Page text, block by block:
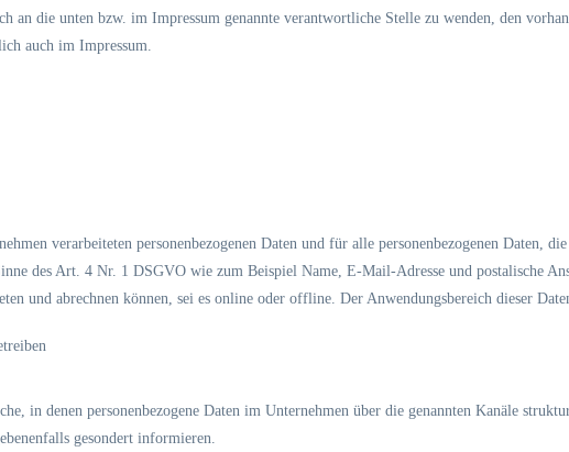
an die unten bzw. im Impressum genannte verantwortliche Stelle zu wenden, den
auch im Impressum.
verarbeiteten personenbezogenen Daten und für alle personenbezogenen Daten,
des Art. 4 Nr. 1 DSGVO wie zum Beispiel Name, E-Mail-Adresse und postalische
und abrechnen können, sei es online oder offline. Der Anwendungsbereich dieser
in denen personenbezogene Daten im Unternehmen über die genannten Kanäle
gesondert informieren.